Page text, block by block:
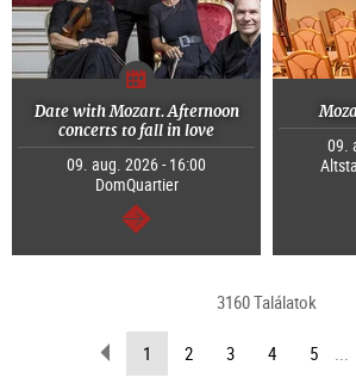
Date with Mozart. Afternoon
concerts to fall in love
09. aug. 2026 - 16:00
DomQuartier
Tovább
09.
3160 Találatok
Lapozás
vissza
1 (Aktuális
oldal)
2 3 4 5 ...